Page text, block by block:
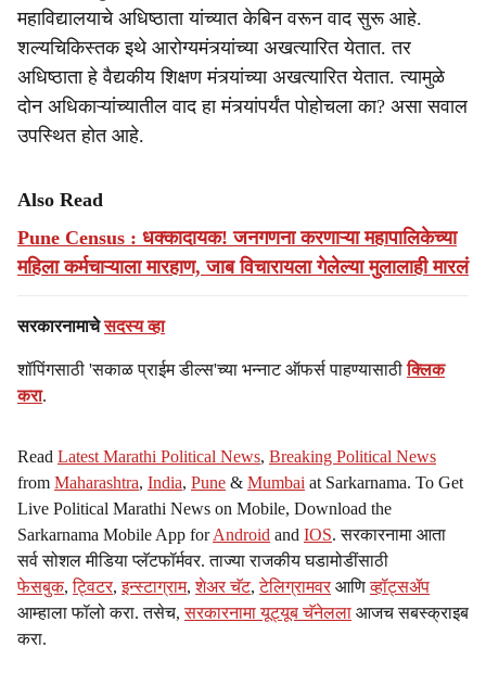
महाविद्यालयाचे अधिष्ठाता यांच्यात केबिन वरून वाद सुरू आहे.
शल्यचिकिस्तक इथे आरोग्यमंत्र्यांच्या अखत्यारित येतात. तर
अधिष्ठाता हे वैद्यकीय शिक्षण मंत्र्यांच्या अखत्यारित येतात. त्यामुळे
दोन अधिकाऱ्यांच्यातील वाद हा मंत्र्यांपर्यंत पोहोचला का? असा सवाल
उपस्थित होत आहे.
Also Read
Pune Census : धक्कादायक! जनगणना करणाऱ्या महापालिकेच्या
महिला कर्मचाऱ्याला मारहाण, जाब विचारायला गेलेल्या मुलालाही मारलं
सरकारनामाचेसदस्य व्हा
शॉपिंगसाठी 'सकाळ प्राईम डील्स'च्या भन्नाट ऑफर्स पाहण्यासाठीक्लिक
करा.
Read Latest Marathi Political News, Breaking Political News
from Maharashtra, India, Pune & Mumbai at Sarkarnama. To Get
Live Political Marathi News on Mobile, Download the
Sarkarnama Mobile App forAndroid and IOS. सरकारनामा आता
सर्व सोशल मीडिया प्लॅटफॉर्मवर. ताज्या राजकीय घडामोडींसाठी
फेसबुक,ट्विटर,इन्स्टाग्राम,शेअर चॅट,टेलिग्रामवर आणिव्हॉट्सॲप
आम्हाला फॉलो करा. तसेच,सरकारनामा यूट्यूब चॅनेलला आजच सबस्क्राइब
करा.